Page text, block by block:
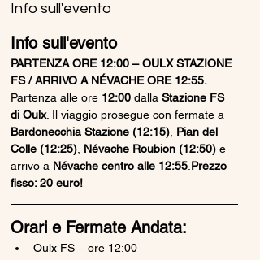
Info sull'evento
Info sull'evento
PARTENZA ORE 12:00 – OULX STAZIONE
FS / ARRIVO A NÉVACHE ORE 12:55.
Partenza alle ore 12:00 dalla Stazione FS
di Oulx. Il viaggio prosegue con fermate a
Bardonecchia Stazione (12:15) Pian del
Colle (12:25) Névache Roubion (12:50) e
arrivo a Névache centro alle 12:55 Prezzo
fisso: 20 euro!
Orari e Fermate Andata:
Oulx FS – ore 12:00